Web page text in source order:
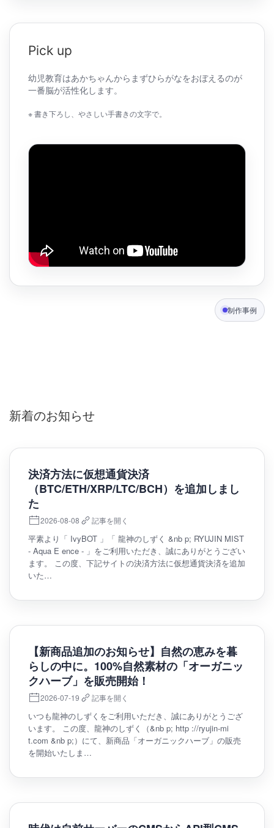
Pick up
幼児教育はあかちゃんからまずひらがなをおぼえるのが
一番脳が活性化します。
※ 書き下ろし、やさしい手書きの文字で。
制作事例
新着のお知らせ
決済方法に仮想通貨決済
（BTC/ETH/XRP/LTC/BCH）を追加しまし
た
2026-08-08 記事を開く
平素より「 IvyBOT 」「 龍神のしずく &nb p; RYUJIN MIST
- Aqua E ence - 」をご利用いただき、誠にありがとうござい
ます。 この度、下記サイトの決済方法に仮想通貨決済を追加
いた…
【新商品追加のお知らせ】自然の恵みを暮
らしの中に。100%自然素材の「オーガニッ
クハーブ」を販売開始！
2026-07-19 記事を開く
いつも龍神のしずくをご利用いただき、誠にありがとうござ
います。 この度、龍神のしずく（&nb p; http ://ryujin-mi
t.com &nb p;）にて、新商品「オーガニックハーブ」の販売
を開始いたしま…